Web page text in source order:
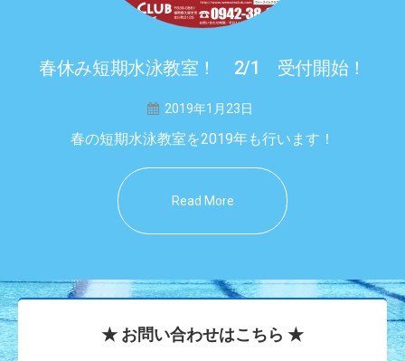
春休み短期水泳教室！ 2/1 受付開始！
2019年1月23日
春の短期水泳教室を2019年も行います！
Read More
★ お問い合わせはこちら ★